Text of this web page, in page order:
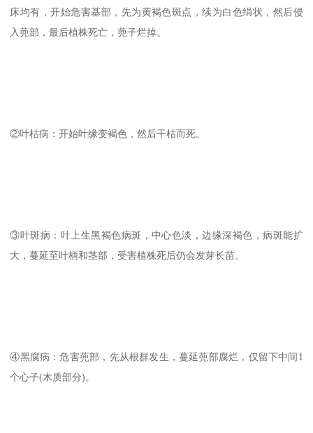
床均有，开始危害基部，先为黄褐色斑点，续为白色绢状，然后侵
入蔸部，最后植株死亡，蔸子烂掉。
②叶枯病：开始叶缘变褐色，然后干枯而死。
③叶斑病：叶上生黑褐色病斑，中心色淡，边缘深褐色，病斑能扩
大，蔓延至叶柄和茎部，受害植株死后仍会发芽长苗。
④黑腐病：危害蔸部，先从根群发生，蔓延蔸部腐烂，仅留下中间1
个心子(木质部分)。